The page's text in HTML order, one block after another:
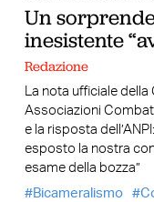
Un
inesistente
Redazione
La nota ufficiale
Associazioni
e la risposta
esposto la nostra
esame della bozza”
Bicameralismo